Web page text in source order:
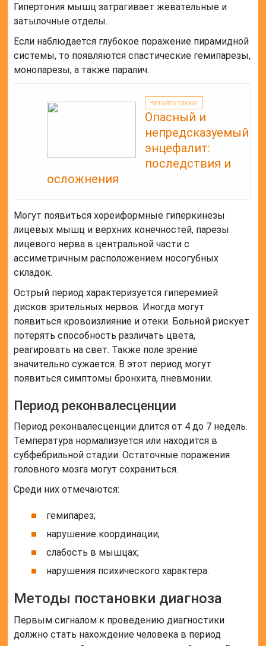
Гипертония мышц затрагивает жевательные и
затылочные отделы.
Если наблюдается глубокое поражение пирамидной
системы, то появляются спастические гемипарезы,
монопарезы, а также паралич.
Читайте также:
Опасный и
непредсказуемый
энцефалит:
последствия и
осложнения
Могут появиться хореиформные гиперкинезы
лицевых мышц и верхних конечностей, парезы
лицевого нерва в центральной части с
ассиметричным расположением носогубных
складок.
Острый период характеризуется гиперемией
дисков зрительных нервов. Иногда могут
появиться кровоизлияние и отеки. Больной рискует
потерять способность различать цвета,
реагировать на свет. Также поле зрение
значительно сужается. В этот период могут
появиться симптомы бронхита, пневмонии.
Период реконвалесценции
Период реконвалесценции длится от 4 до 7 недель.
Температура нормализуется или находится в
субфебрильной стадии. Остаточные поражения
головного мозга могут сохраниться.
Среди них отмечаются:
гемипарез;
нарушение координации;
слабость в мышцах;
нарушения психического характера.
Методы постановки диагноза
Первым сигналом к проведению диагностики
должно стать нахождение человека в период